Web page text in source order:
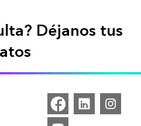
Déjanos tus